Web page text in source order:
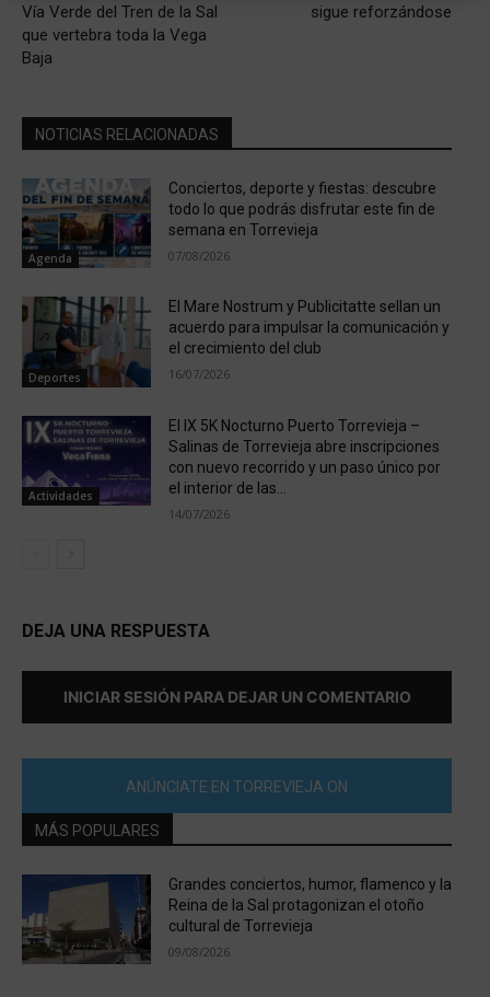
Vía Verde del Tren de la Sal
que vertebra toda la Vega
Baja
sigue reforzándose
NOTICIAS RELACIONADAS
Agenda
Conciertos, deporte y fiestas: descubre
todo lo que podrás disfrutar este fin de
semana en Torrevieja
07/08/2026
Deportes
El Mare Nostrum y Publicitatte sellan un
acuerdo para impulsar la comunicación y
el crecimiento del club
16/07/2026
Actividades
El IX 5K Nocturno Puerto Torrevieja –
Salinas de Torrevieja abre inscripciones
con nuevo recorrido y un paso único por
el interior de las...
14/07/2026
DEJA UNA RESPUESTA
INICIAR SESIÓN PARA DEJAR UN COMENTARIO
ANÚNCIATE EN TORREVIEJA ON
MÁS POPULARES
Grandes conciertos, humor, flamenco y la
Reina de la Sal protagonizan el otoño
cultural de Torrevieja
09/08/2026